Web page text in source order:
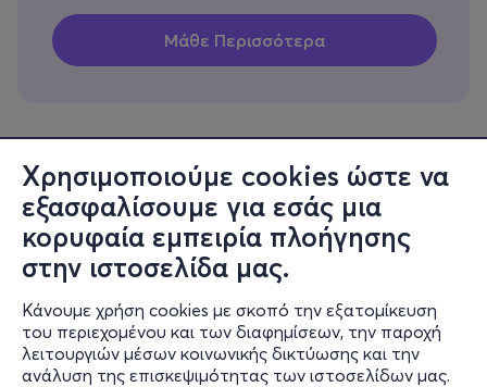
Χρησιμοποιούμε cookies ώστε να
εξασφαλίσουμε για εσάς μια
κορυφαία εμπειρία πλοήγησης
στην ιστοσελίδα μας.
Κάνουμε χρήση cookies με σκοπό την εξατομίκευση
του περιεχομένου και των διαφημίσεων, την παροχή
λειτουργιών μέσων κοινωνικής δικτύωσης και την
ανάλυση της επισκεψιμότητας των ιστοσελίδων μας.
Πληροφορίες
Υποστήριξη
Stay Connected